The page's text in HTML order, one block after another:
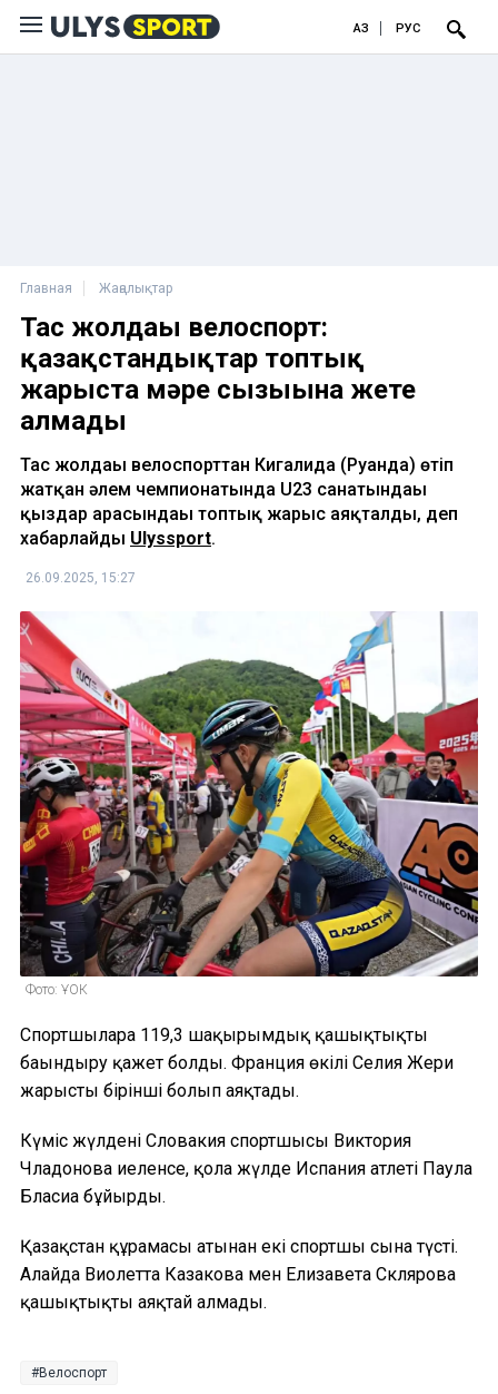
ҚАЗ РУС
Главная Жаңалықтар
Тас жолдағы велоспорт:
қазақстандықтар топтық
жарыста мәре сызығына жете
алмады
Тас жолдағы велоспорттан Кигалида (Руанда) өтіп
жатқан әлем чемпионатында U23 санатындағы
қыздар арасындағы топтық жарыс аяқталды, деп
хабарлайды Ulyssport.
26.09.2025, 15:27
Фото: ҰОК
Спортшыларға 119,3 шақырымдық қашықтықты
бағындыру қажет болды. Франция өкілі Селия Жери
жарысты бірінші болып аяқтады.
Күміс жүлдені Словакия спортшысы Виктория
Чладонова иеленсе, қола жүлде Испания атлеті Паула
Бласиға бұйырды.
Қазақстан құрамасы атынан екі спортшы сынға түсті.
Алайда Виолетта Казакова мен Елизавета Склярова
қашықтықты аяқтай алмады.
Велоспорт